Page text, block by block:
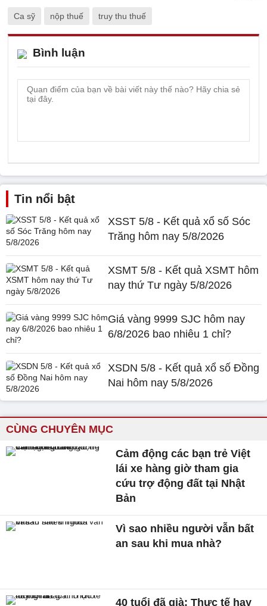
Ca sỹ nộp thuế truy thu thuế
Bình luận
Tin nổi bật
XSST 5/8 - Kết quả xổ số Sóc
Trăng hôm nay 5/8/2026
XSMT 5/8 - Kết quả XSMT hôm
nay thứ Tư ngày 5/8/2026
Giá vàng 9999 SJC hôm nay
6/8/2026 bao nhiêu 1 chỉ?
XSDN 5/8 - Kết quả xổ số Đồng
Nai hôm nay 5/8/2026
CÙNG CHUYÊN MỤC
Cảm động các bạn trẻ Việt
lái xe hàng giờ tham gia
cứu trợ động đất tại Nhật
Bản
Vì sao nhiều người vẫn bất
an sau khi mua nhà?
40 tuổi đã già: Thực tế hay